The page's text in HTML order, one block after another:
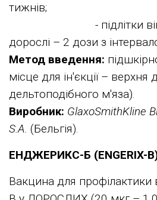
тижнів;
- підлітки віком
дорослі – 2 дози з
Метод введення:
місце для ін'єкції – верхня
дельтоподібного м'яза).
Виробник: GlaxoSmithKline
S.A. (Бельгія).
ЕНДЖЕРИКС-Б (ENGERIX-
Вакцина для профілактики